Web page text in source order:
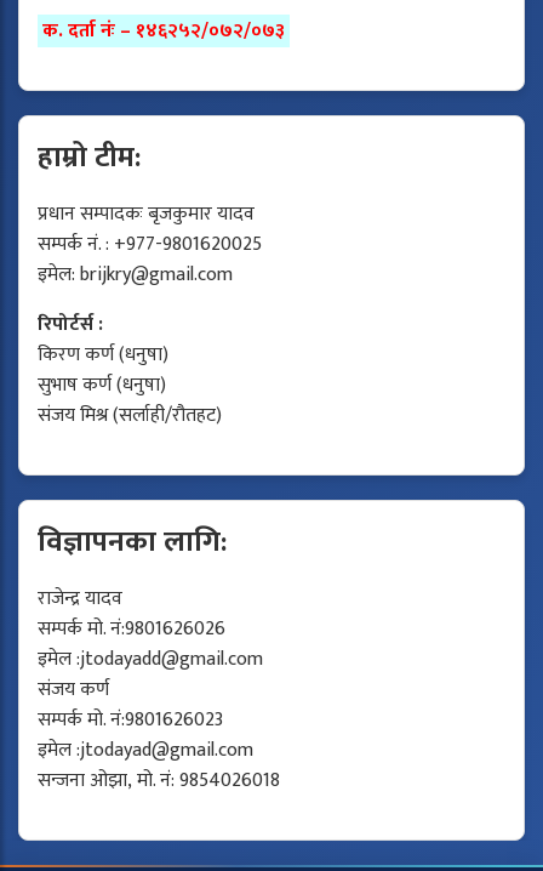
क. दर्ता नंः – १४६२५२/०७२/०७३
हाम्रो टीम:
प्रधान सम्पादकः बृजकुमार यादव
सम्पर्क नं. : +977-9801620025
इमेल:brijkry@gmail.com
रिपोर्टर्स :
किरण कर्ण (धनुषा)
सुभाष कर्ण (धनुषा)
संजय मिश्र (सर्लाही/रौतहट)
विज्ञापनका लागि:
राजेन्द्र यादव
सम्पर्क मो. नं:9801626026
इमेल :jtodayadd@gmail.com
संजय कर्ण
सम्पर्क मो. नं:9801626023
इमेल :jtodayad@gmail.com
सन्जना ओझा, मो. नं: 9854026018